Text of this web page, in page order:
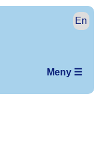
En
Meny ☰